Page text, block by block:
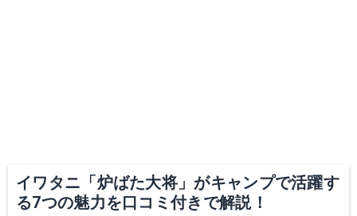
イワタニ「炉ばた大将」がキャンプで活躍す
る7つの魅力を口コミ付きで解説！